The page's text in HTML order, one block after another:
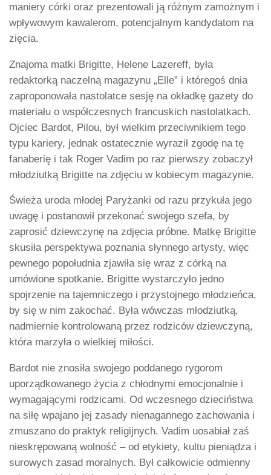
maniery córki oraz prezentowali ją różnym zamożnym i
wpływowym kawalerom, potencjalnym kandydatom na
zięcia.
Znajoma matki Brigitte, Helene Lazereff, była
redaktorką naczelną magazynu „Elle” i któregoś dnia
zaproponowała nastolatce sesję na okładkę gazety do
materiału o współczesnych francuskich nastolatkach.
Ojciec Bardot, Pilou, był wielkim przeciwnikiem tego
typu kariery, jednak ostatecznie wyraził zgodę na tę
fanaberię i tak Roger Vadim po raz pierwszy zobaczył
młodziutką Brigitte na zdjęciu w kobiecym magazynie.
Świeża uroda młodej Paryżanki od razu przykuła jego
uwagę i postanowił przekonać swojego szefa, by
zaprosić dziewczynę na zdjęcia próbne. Matkę Brigitte
skusiła perspektywa poznania słynnego artysty, więc
pewnego popołudnia zjawiła się wraz z córką na
umówione spotkanie. Brigitte wystarczyło jedno
spojrzenie na tajemniczego i przystojnego młodzieńca,
by się w nim zakochać. Była wówczas młodziutką,
nadmiernie kontrolowaną przez rodziców dziewczyną,
która marzyła o wielkiej miłości.
Bardot nie znosiła swojego poddanego rygorom
uporządkowanego życia z chłodnymi emocjonalnie i
wymagającymi rodzicami. Od wczesnego dzieciństwa
na siłę wpajano jej zasady nienagannego zachowania i
zmuszano do praktyk religijnych. Vadim uosabiał zaś
nieskrępowaną wolność – od etykiety, kultu pieniądza i
surowych zasad moralnych. Był całkowicie odmienny